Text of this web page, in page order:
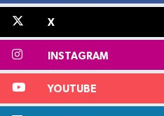
X
INSTAGRAM
YOUTUBE